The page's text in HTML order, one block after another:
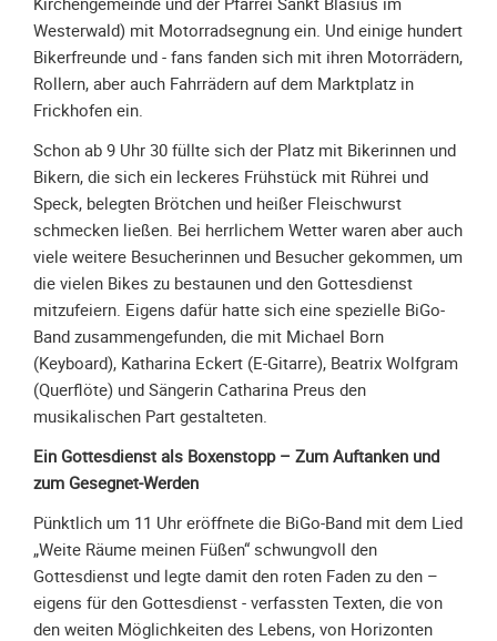
in
Absenkung
Streckensicherung
Meldeformular
Flex.
Kurvenleittafel
Galerien
Galerie
2026
Galerie
2025
Galerie
2024
Galerie
2023
2022
Galerie
2021
Galerie
Westerwald) mit Motorradsegnung ein. Und einige hundert
Bikerfreunde und - fans fanden sich mit ihren Motorrädern,
Rollern, aber auch Fahrrädern auf dem Marktplatz in
Frickhofen ein.
Schon ab 9 Uhr 30 füllte sich der Platz mit Bikerinnen und
Bikern, die sich ein leckeres Frühstück mit Rührei und
Speck, belegten Brötchen und heißer Fleischwurst
schmecken ließen. Bei herrlichem Wetter waren aber auch
viele weitere Besucherinnen und Besucher gekommen, um
die vielen Bikes zu bestaunen und den Gottesdienst
mitzufeiern. Eigens dafür hatte sich eine spezielle BiGo-
Band zusammengefunden, die mit Michael Born
(Keyboard), Katharina Eckert (E-Gitarre), Beatrix Wolfgram
(Querflöte) und Sängerin Catharina Preus den
musikalischen Part gestalteten.
Ein Gottesdienst als Boxenstopp – Zum Auftanken und
zum Gesegnet-Werden
Pünktlich um 11 Uhr eröffnete die BiGo-Band mit dem Lied
„Weite Räume meinen Füßen“ schwungvoll den
Gottesdienst und legte damit den roten Faden zu den –
eigens für den Gottesdienst - verfassten Texten, die von
den weiten Möglichkeiten des Lebens, von Horizonten